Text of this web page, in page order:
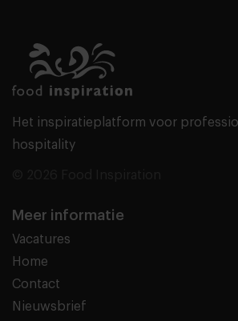
Het inspiratieplatform voor
hospitality
Meer informatie
Vacatures
Home
Contact
Nieuwsbrief